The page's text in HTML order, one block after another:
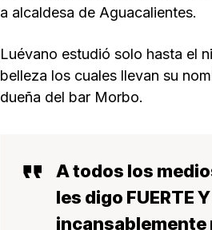
a alcaldesa de Aguacalientes.
Luévano estudió solo hasta el
belleza los cuales llevan su
dueña del bar Morbo.
A todos los
les digo FUERTE
incansablemente